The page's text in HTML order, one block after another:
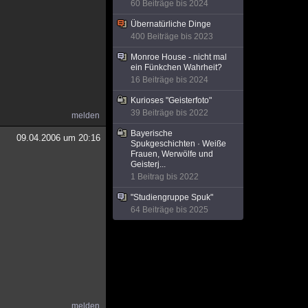
melden
09.04.2006 um 20:16
melden
60 Beiträge bis 2024
Übernatürliche Dinge
400 Beiträge bis 2023
Monroe House - nicht mal
ein Fünkchen Wahrheit?
16 Beiträge bis 2024
Kurioses "Geisterfoto"
39 Beiträge bis 2022
Bayerische
Spukgeschichten · Weiße
Frauen, Werwölfe und
Geisterj...
1 Beitrag bis 2022
"Studiengruppe Spuk"
64 Beiträge bis 2025